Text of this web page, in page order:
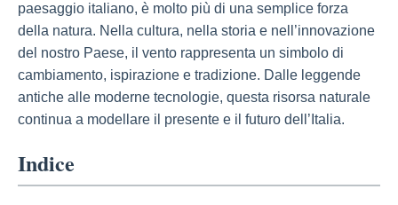
paesaggio italiano, è molto più di una semplice forza
della natura. Nella cultura, nella storia e nell’innovazione
del nostro Paese, il vento rappresenta un simbolo di
cambiamento, ispirazione e tradizione. Dalle leggende
antiche alle moderne tecnologie, questa risorsa naturale
continua a modellare il presente e il futuro dell’Italia.
Indice